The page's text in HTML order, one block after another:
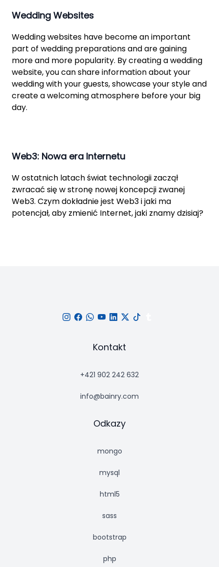
Wedding Websites
Wedding websites have become an important
part of wedding preparations and are gaining
more and more popularity. By creating a wedding
website, you can share information about your
wedding with your guests, showcase your style and
create a welcoming atmosphere before your big
day.
Web3: Nowa era Internetu
W ostatnich latach świat technologii zaczął
zwracać się w stronę nowej koncepcji zwanej
Web3. Czym dokładnie jest Web3 i jaki ma
potencjał, aby zmienić Internet, jaki znamy dzisiaj?
Kontakt
+421 902 242 632
info@bainry.com
Odkazy
mongo
mysql
html5
sass
bootstrap
php